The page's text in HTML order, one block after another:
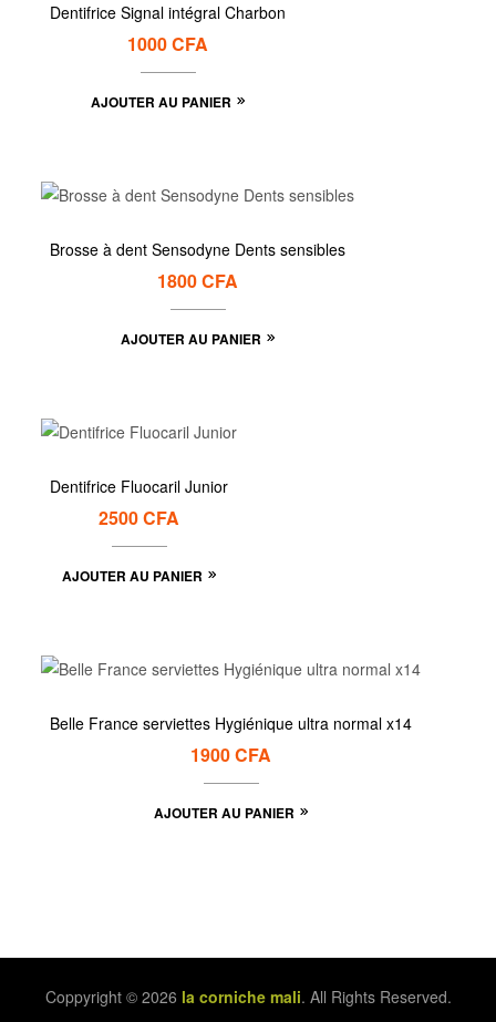
Dentifrice Signal intégral Charbon
1000CFA
AJOUTER AU PANIER
Brosse à dent Sensodyne Dents sensibles
1800CFA
AJOUTER AU PANIER
Dentifrice Fluocaril Junior
2500CFA
AJOUTER AU PANIER
Belle France serviettes Hygiénique ultra normal x14
1900CFA
AJOUTER AU PANIER
Coppyright © 2026 la corniche mali. All Rights Reserved.